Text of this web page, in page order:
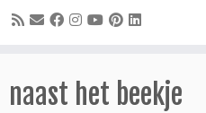
naast het beekje